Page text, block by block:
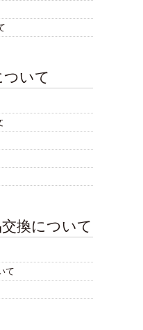
ついて
換について
て